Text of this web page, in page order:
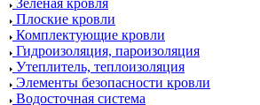
Зеленая кровля
Плоские кровли
Комплектующие кровли
Гидроизоляция, пароизоляция
Утеплитель, теплоизоляция
Элементы безопасности кровли
Водосточная система